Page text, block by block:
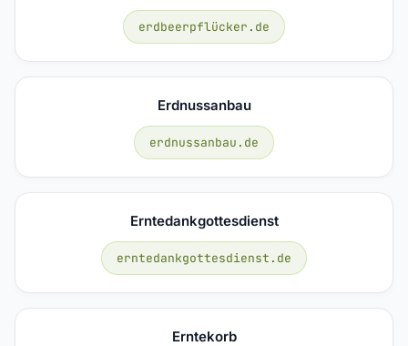
erdbeerpflücker.de
Erdnussanbau
erdnussanbau.de
Erntedankgottesdienst
erntedankgottesdienst.de
Erntekorb